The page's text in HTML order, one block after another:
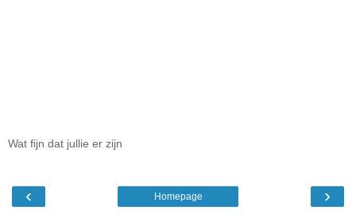
Wat fijn dat jullie er zijn
‹ ›
Homepage